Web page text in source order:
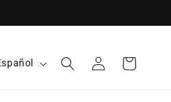
Iniciar sesiónCarrito